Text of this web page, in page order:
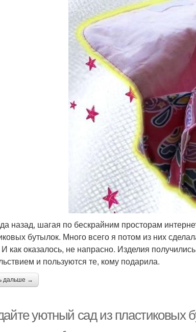
назад, шагая по бескрайним просторам
бутылок. Много всего я потом из них
И как оказалось, не напрасно. Изделия
и пользуются те, кому подарила.
дальше →
уютный сад из пластиковых